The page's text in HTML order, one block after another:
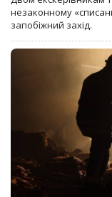
незаконному
запобіжний захід.